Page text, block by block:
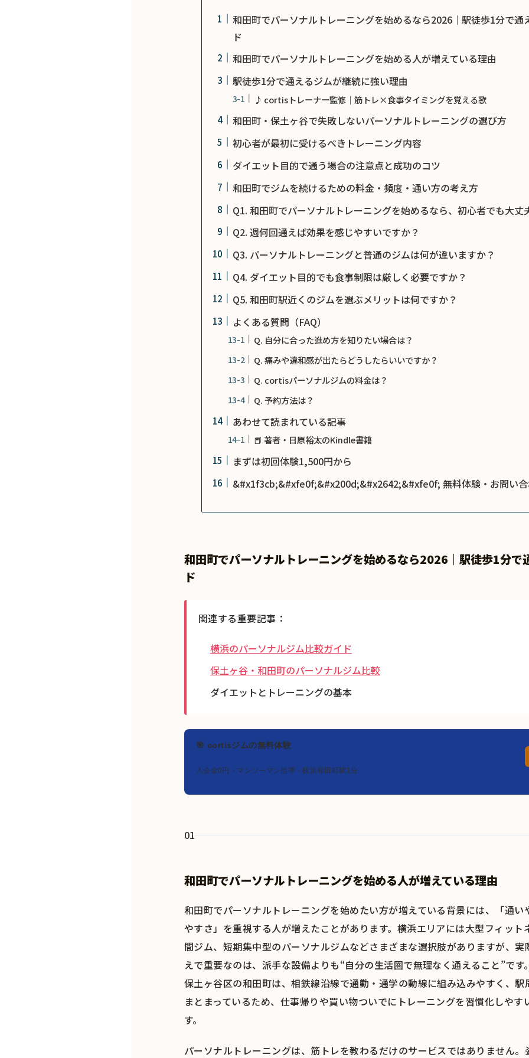
和田町でパーソナルトレーニングを始めるなら2026｜駅徒歩1分で通
ド
和田町でパーソナルトレーニングを始める人が増えている理由
駅徒歩1分で通えるジムが継続に強い理由
♪ cortisトレーナー監修｜筋トレ×食事タイミングを覚える歌
和田町・保土ヶ谷で失敗しないパーソナルトレーニングの選び方
初心者が最初に受けるべきトレーニング内容
ダイエット目的で通う場合の注意点と成功のコツ
和田町でジムを続けるための料金・頻度・通い方の考え方
Q1. 和田町でパーソナルトレーニングを始めるなら、初心者でも大丈
Q2. 週何回通えば効果を感じやすいですか？
Q3. パーソナルトレーニングと普通のジムは何が違いますか？
Q4. ダイエット目的でも食事制限は厳しく必要ですか？
Q5. 和田町駅近くのジムを選ぶメリットは何ですか？
よくある質問（FAQ）
Q. 自分に合った進め方を知りたい場合は？
Q. 痛みや違和感が出たらどうしたらいいですか？
Q. cortisパーソナルジムの料金は？
Q. 予約方法は？
あわせて読まれている記事
📕 著者・日原裕太のKindle書籍
まずは初回体験1,500円から
&#x1f3cb;&#xfe0f;&#x200d;&#x2642;&#xfe0f; 無料体験・お問い
和田町でパーソナルトレーニングを始めるなら2026｜駅徒歩1分で
ド
関連する重要記事：
横浜のパーソナルジム比較ガイド
保土ヶ谷・和田町のパーソナルジム比較
ダイエットとトレーニングの基本
🎯 cortisジムの無料体験
入会金0円・マンツーマン指導・横浜和田町駅1分
01
和田町でパーソナルトレーニングを始める人が増えている理由
和田町でパーソナルトレーニングを始めたい方が増えている背景には、「通い
やすさ」を重視する人が増えたことがあります。横浜エリアには大型フィット
間ジム、短期集中型のパーソナルジムなどさまざまな選択肢がありますが、
えで重要なのは、派手な設備よりも“自分の生活圏で無理なく通えること”です
保土ヶ谷区の和田町は、相鉄線沿線で通勤・通学の動線に組み込みやすく、駅
まとまっているため、仕事帰りや買い物ついでにトレーニングを習慣化しやす
す。
パーソナルトレーニングは、筋トレを教わるだけのサービスではありません。